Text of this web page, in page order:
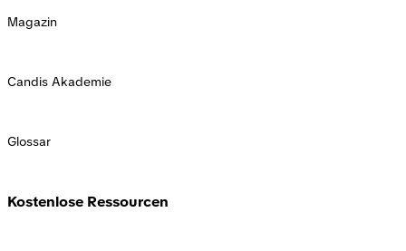
Magazin
Candis Akademie
Glossar
Kostenlose Ressourcen